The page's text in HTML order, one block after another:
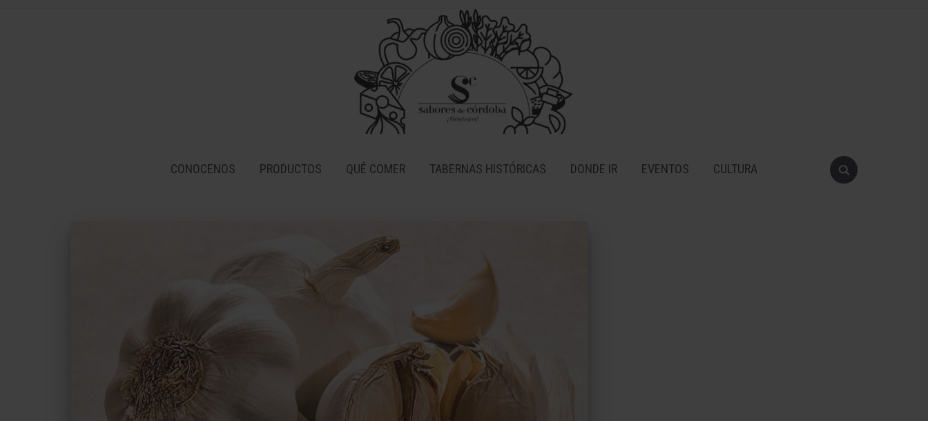
CONOCENOS PRODUCTOS QUÉ COMER TABERNAS HISTÓRICAS DONDE IR EVENTOS CULTURA